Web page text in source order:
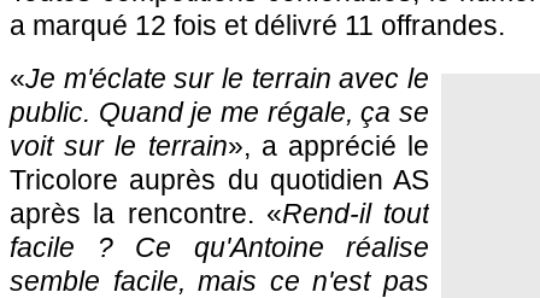
a marqué 12 fois et délivré 11 offrandes.
«Je m'éclate sur le terrain avec le
public. Quand je me régale, ça se
voit sur le terrain», a apprécié le
Tricolore auprès du quotidien AS
après la rencontre. «Rend-il tout
facile ? Ce qu'Antoine réalise
semble facile, mais ce n'est pas